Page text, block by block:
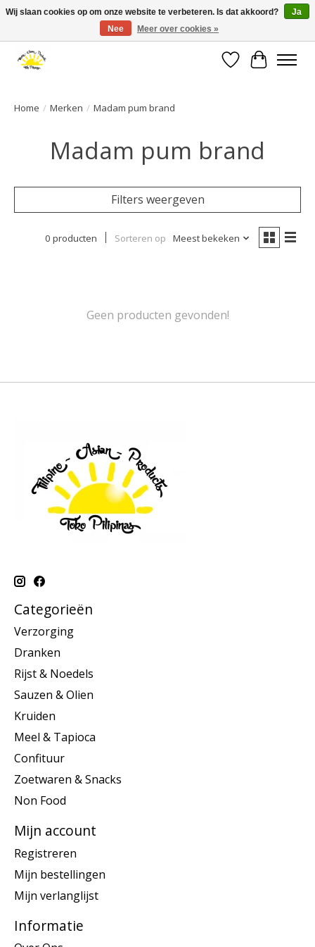
Large selection of products and fast shipping!
Verlanglijst
Home / Merken / Madam pum brand
Madam pum brand
Filters weergeven
0 producten Sorteren op Meest bekeken
Geen producten gevonden!
Categorieën
Verzorging
Dranken
Rijst & Noedels
Sauzen & Olien
Kruiden
Meel & Tapioca
Confituur
Zoetwaren & Snacks
Non Food
Mijn account
Registreren
Mijn bestellingen
Mijn verlanglijst
Informatie
Wij slaan cookies op om onze website te verbeteren. Is dat akkoord?
Ja
Nee
Meer over cookies »